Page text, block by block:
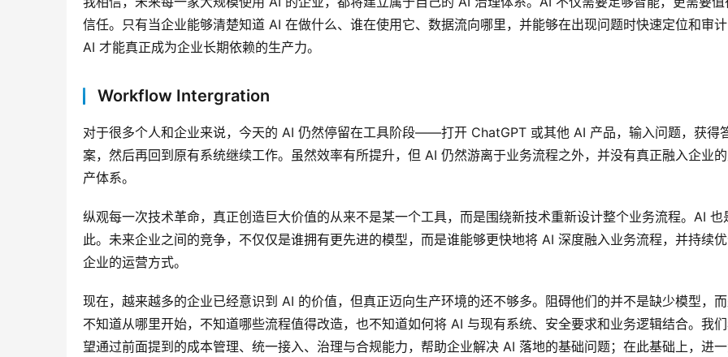
信任。只有当企业能够清楚知道 AI 在做什么、谁在使用它、数据流向哪里，并能够在出现问题时快速定位和审计
AI 才能真正成为企业长期依赖的生产力。
Workflow Intergration
对于很多个人和企业来说，今天的 AI 仍然停留在工具阶段——打开 ChatGPT 或其他 AI 产品，输入问题，获得
案，然后再回到原有系统继续工作。虽然效率有所提升，但 AI 仍然游离于业务流程之外，并没有真正融入企业
产体系。
纵观每一次技术革命，真正创造巨大价值的从来不是某一个工具，而是围绕新技术重新设计整个业务流程。AI 也
此。未来企业之间的竞争，不仅仅是谁拥有更先进的模型，而是谁能够更快地将 AI 深度融入业务流程，并持续
企业的运营方式。
现在，越来越多的企业已经意识到 AI 的价值，但真正迈向生产环境的还不够多。阻碍他们的并不是缺少模型，
不知道从哪里开始，不知道哪些流程值得改造，也不知道如何将 AI 与现有系统、安全要求和业务逻辑结合。我
望通过前面提到的成本管理、统一接入、治理与合规能力，帮助企业解决 AI 落地的基础问题；在此基础上，进